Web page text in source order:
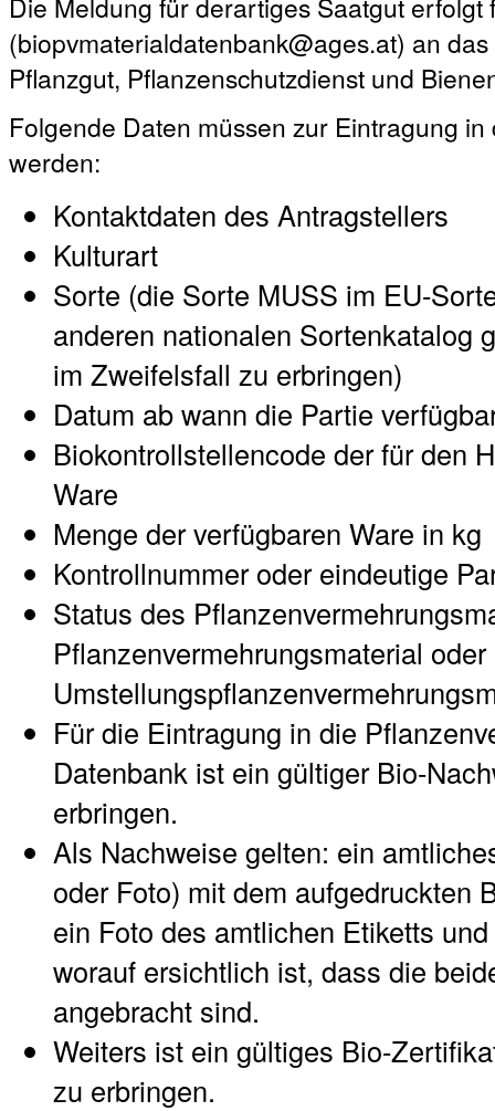
(biopvmaterialdatenbank@ages.at) an
Pflanzgut, Pflanzenschutzdienst und
Folgende Daten müssen zur Eintragung
werden:
Kontaktdaten des Antragstellers
Kulturart
Sorte (die Sorte MUSS im EU-
anderen nationalen Sortenkatalog
im Zweifelsfall zu erbringen)
Datum ab wann die Partie
Biokontrollstellencode der für den
Ware
Menge der verfügbaren Ware in kg
Kontrollnummer oder eindeutige
Status des
Pflanzenvermehrungsmaterial oder
Für die Eintragung in die
Datenbank ist ein gültiger Bio-
erbringen.
Als Nachweise gelten: ein
oder Foto) mit dem aufgedruckten
ein Foto des amtlichen Etiketts
worauf ersichtlich ist, dass die
angebracht sind.
Weiters ist ein gültiges Bio-
zu erbringen.